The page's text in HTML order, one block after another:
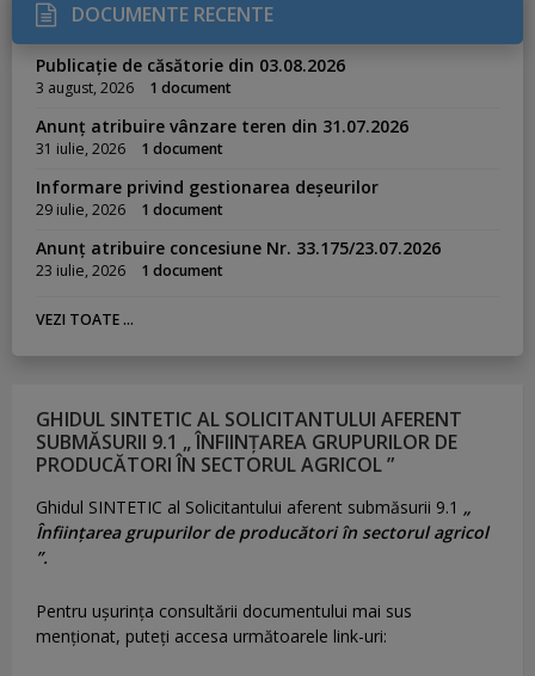
DOCUMENTE RECENTE
Publicație de căsătorie din 03.08.2026
3 august, 2026 1 document
Anunț atribuire vânzare teren din 31.07.2026
31 iulie, 2026 1 document
Informare privind gestionarea deșeurilor
29 iulie, 2026 1 document
Anunț atribuire concesiune Nr. 33.175/23.07.2026
23 iulie, 2026 1 document
VEZI TOATE ...
GHIDUL SINTETIC AL SOLICITANTULUI AFERENT
SUBMĂSURII 9.1 „ ÎNFIINȚAREA GRUPURILOR DE
PRODUCĂTORI ÎN SECTORUL AGRICOL ”
Ghidul SINTETIC al Solicitantului aferent submăsurii 9.1 „
Înființarea grupurilor de producători în sectorul agricol
”.
Pentru uşurinţa consultării documentului mai sus
menţionat, puteţi accesa următoarele link-uri: